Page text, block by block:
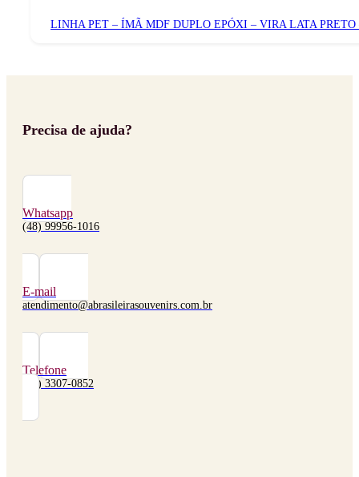
LINHA PET – ÍMÃ MDF DUPLO EPÓXI – VIRA LATA PRETO
Precisa de ajuda?
Whatsapp
(48) 99956-1016
E-mail
atendimento@abrasileirasouvenirs.com.br
Telefone
(48) 3307-0852